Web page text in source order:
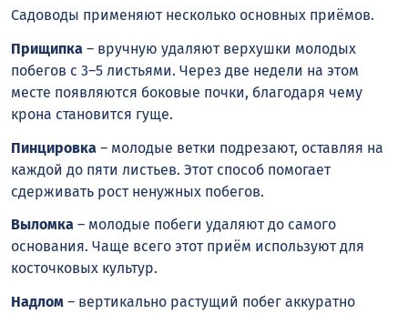
Садоводы применяют несколько основных приёмов.
Прищипка – вручную удаляют верхушки молодых
побегов с 3–5 листьями. Через две недели на этом
месте появляются боковые почки, благодаря чему
крона становится гуще.
Пинцировка – молодые ветки подрезают, оставляя на
каждой до пяти листьев. Этот способ помогает
сдерживать рост ненужных побегов.
Выломка – молодые побеги удаляют до самого
основания. Чаще всего этот приём используют для
косточковых культур.
Надлом – вертикально растущий побег аккуратно